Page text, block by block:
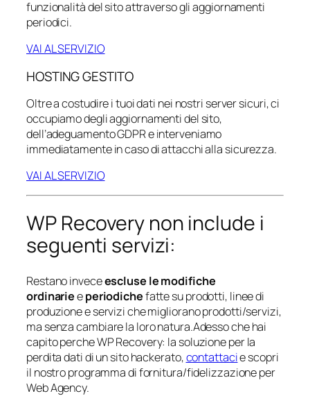
funzionalità del sito attraverso gli aggiornamenti
periodici.
VAI AL SERVIZIO
HOSTING GESTITO
Oltre a costudire i tuoi dati nei nostri server sicuri, ci
occupiamo degli aggiornamenti del sito,
dell’adeguamento GDPR e interveniamo
immediatamente in caso di attacchi alla sicurezza.
VAI AL SERVIZIO
WP Recovery non include i
seguenti servizi:
Restano inveceescluse le modifiche
ordinarieeperiodichefatte su prodotti, linee di
produzione e servizi che migliorano prodotti/servizi,
ma senza cambiare la loro natura.Adesso che hai
capito perche WP Recovery: la soluzione per la
perdita dati di un sito hackerato,contattacie scopri
il nostro programma di fornitura/fidelizzazione per
Web Agency.